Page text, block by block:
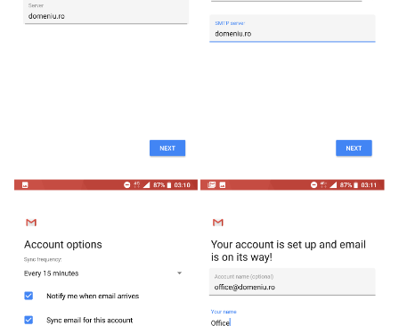
Configurare redis pentru
pachetele Wordpress Pro
Cum sa vizualizați fișierele
ascunse în File Manager